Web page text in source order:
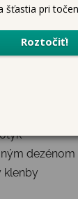
pohodlné a
klenby